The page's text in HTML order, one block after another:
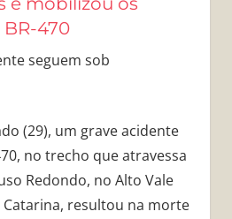
470
seguem sob
(29), um grave acidente
no trecho que atravessa
Redondo, no Alto Vale
Catarina, resultou na morte